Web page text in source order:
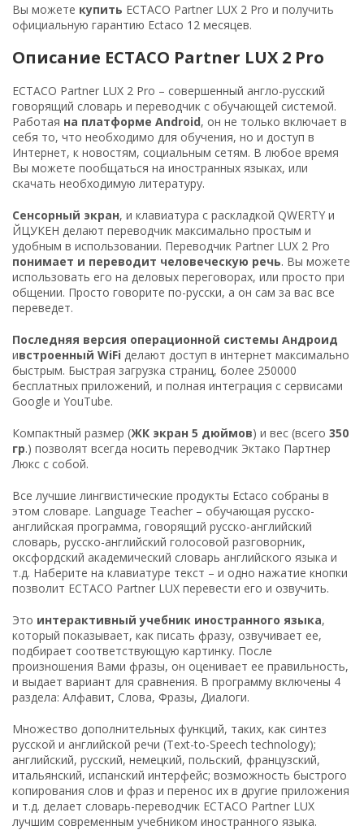
Вы можете купить ECTACO Partner LUX 2 Pro и получить
официальную гарантию Ectaco 12 месяцев.
Описание ECTACO Partner LUX 2 Pro
ECTACO Partner LUX 2 Pro – совершенный англо-русский
говорящий словарь и переводчик с обучающей системой.
Работая на платформе Android, он не только включает в
себя то, что необходимо для обучения, но и доступ в
Интернет, к новостям, социальным сетям. В любое время
Вы можете пообщаться на иностранных языках, или
скачать необходимую литературу.
Сенсорный экран, и клавиатура с раскладкой QWERTY и
ЙЦУКЕН делают переводчик максимально простым и
удобным в использовании. Переводчик Partner LUX 2 Pro
понимает и переводит человеческую речь. Вы можете
использовать его на деловых переговорах, или просто при
общении. Просто говорите по-русски, а он сам за вас все
переведет.
Последняя версия операционной системы Андроид
ивстроенный WiFi делают доступ в интернет максимально
быстрым. Быстрая загрузка страниц, более 250000
бесплатных приложений, и полная интеграция с сервисами
Google и YouTube.
Компактный размер (ЖК экран 5 дюймов) и вес (всего 350
гр.) позволят всегда носить переводчик Эктако Партнер
Люкс с собой.
Все лучшие лингвистические продукты Ectaco собраны в
этом словаре. Language Teacher – обучающая русско-
английская программа, говорящий русско-английский
словарь, русско-английский голосовой разговорник,
оксфордский академический словарь английского языка и
т.д. Наберите на клавиатуре текст – и одно нажатие кнопки
позволит ECTACO Partner LUX перевести его и озвучить.
Это интерактивный учебник иностранного языка,
который показывает, как писать фразу, озвучивает ее,
подбирает соответствующую картинку. После
произношения Вами фразы, он оценивает ее правильность,
и выдает вариант для сравнения. В программу включены 4
раздела: Алфавит, Слова, Фразы, Диалоги.
Множество дополнительных функций, таких, как синтез
русской и английской речи (Text-to-Speech technology);
английский, русский, немецкий, польский, французский,
итальянский, испанский интерфейс; возможность быстрого
копирования слов и фраз и перенос их в другие приложения
и т.д. делает словарь-переводчик ECTACO Partner LUX
лучшим современным учебником иностранного языка.